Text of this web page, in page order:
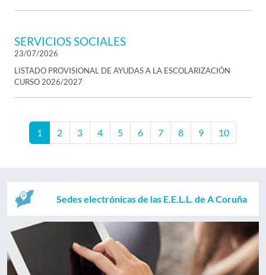
SERVICIOS SOCIALES
23/07/2026
LISTADO PROVISIONAL DE AYUDAS A LA ESCOLARIZACIÓN
CURSO 2026/2027
1 2 3 4 5 6 7 8 9 10
Sedes electrónicas de las E.E.L.L. de A Coruña